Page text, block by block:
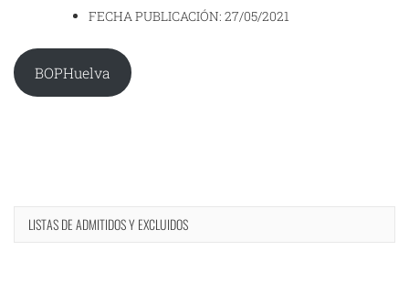
FECHA PUBLICACIÓN: 27/05/2021
BOPHuelva
LISTAS DE ADMITIDOS Y EXCLUIDOS